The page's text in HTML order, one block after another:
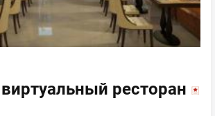
ресторан